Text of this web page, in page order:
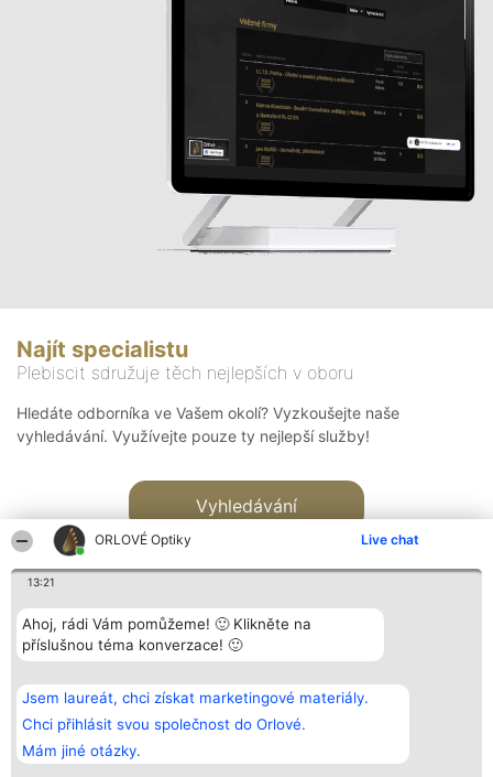
ORLOVÉ Optiky Live chat
13:21
Ahoj, rádi Vám pomůžeme! 🙂 Klikněte na
příslušnou téma konverzace! 🙂
Jsem laureát, chci získat marketingové materiály.
Chci přihlásit svou společnost do Orlové.
Mám jiné otázky.
Najít specialistu
Plebiscit sdružuje těch nejlepších v oboru
Hledáte odborníka ve Vašem okolí? Vyzkoušejte naše
vyhledávání. Využívejte pouze ty nejlepší služby!
Vyhledávání
Bright Side Solutions sp. z o.
o. sp. k.
ul. Ruska 22
Wrocław 50-079
KRS 0000749100 | Regon
381313360 | NIP 8943132676
Vítězové
Seznam všech
laureátů
Zásady
Zásady
Kontakt